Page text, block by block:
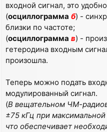
входной сигнал, это
(осциллограмма б) -
близки по частоте;
(осциллограмма в) -
гетеродина входным
произошла.
Теперь можно подать
модулированный сигнал.
(В вещательном ЧМ-
±75 кГц при
что обеспечивает